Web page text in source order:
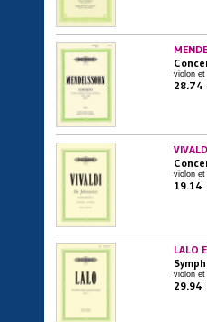
violon et
violon et
19.14
LALO
violon et
29.94